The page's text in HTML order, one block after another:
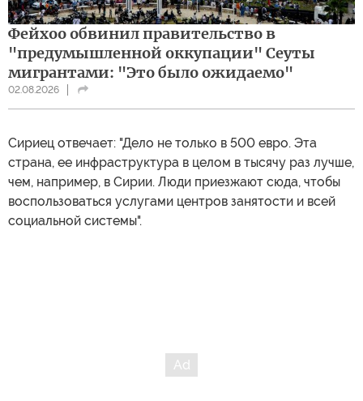
Фейхоо обвинил правительство в
"предумышленной оккупации" Сеуты
мигрантами: "Это было ожидаемо"
02.08.2026
Сириец отвечает: "Дело не только в 500 евро. Эта
страна, ее инфраструктура в целом в тысячу раз лучше,
чем, например, в Сирии. Люди приезжают сюда, чтобы
воспользоваться услугами центров занятости и всей
социальной системы".